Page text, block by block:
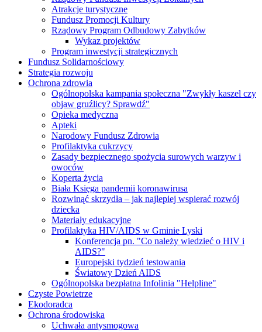
Atrakcje turystyczne
Fundusz Promocji Kultury
Rządowy Program Odbudowy Zabytków
Wykaz projektów
Program inwestycji strategicznych
Fundusz Solidarnościowy
Strategia rozwoju
Ochrona zdrowia
Ogólnopolska kampania społeczna "Zwykły kaszel czy
objaw gruźlicy? Sprawdź"
Opieka medyczna
Apteki
Narodowy Fundusz Zdrowia
Profilaktyka cukrzycy
Zasady bezpiecznego spożycia surowych warzyw i
owoców
Koperta życia
Biała Księga pandemii koronawirusa
Rozwinąć skrzydła – jak najlepiej wspierać rozwój
dziecka
Materiały edukacyjne
Profilaktyka HIV/AIDS w Gminie Lyski
Konferencja pn. "Co należy wiedzieć o HIV i
AIDS?"
Europejski tydzień testowania
Światowy Dzień AIDS
Ogólnopolska bezpłatna Infolinia "Helpline"
Czyste Powietrze
Ekodoradca
Ochrona środowiska
Uchwała antysmogowa